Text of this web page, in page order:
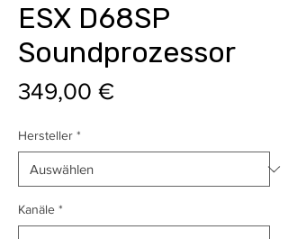
ESX D68SP
Soundprozessor
349,00 €Preis
Hersteller *
Kanäle *